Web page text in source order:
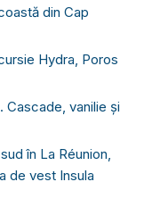
din Cap
Hydra, Poros
Cascade, vanilie și
în La Réunion,
de vest Insula